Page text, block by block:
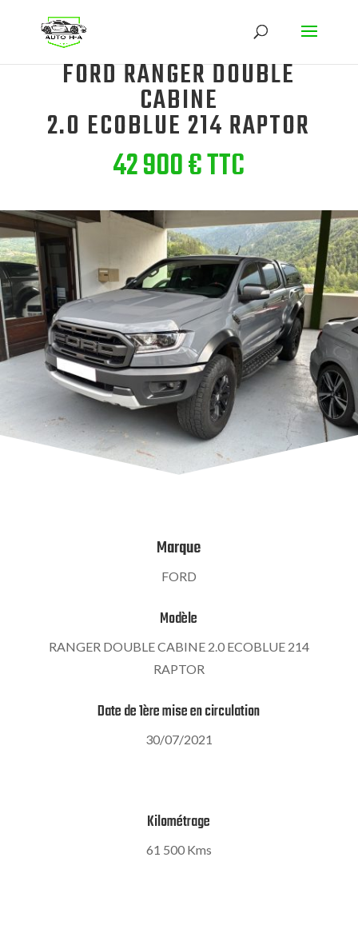
FORD RANGER DOUBLE
CABINE
2.0 ECOBLUE 214 RAPTOR
42 900 € TTC
Marque
FORD
Modèle
RANGER DOUBLE CABINE 2.0 ECOBLUE 214
RAPTOR
Date de 1ère mise en circulation
30/07/2021
Kilométrage
61 500 Kms